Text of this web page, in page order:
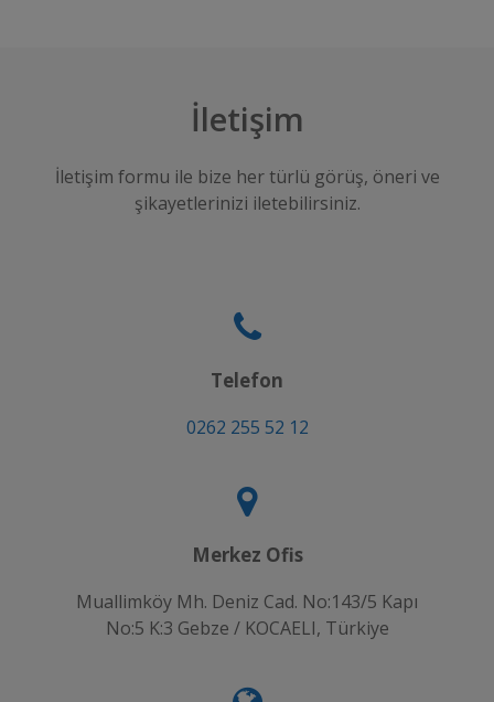
İletişim
İletişim formu ile bize her türlü görüş, öneri ve
şikayetlerinizi iletebilirsiniz.
Telefon
0262 255 52 12
Merkez Ofis
Muallimköy Mh. Deniz Cad. No:143/5 Kapı
No:5 K:3 Gebze / KOCAELI, Türkiye